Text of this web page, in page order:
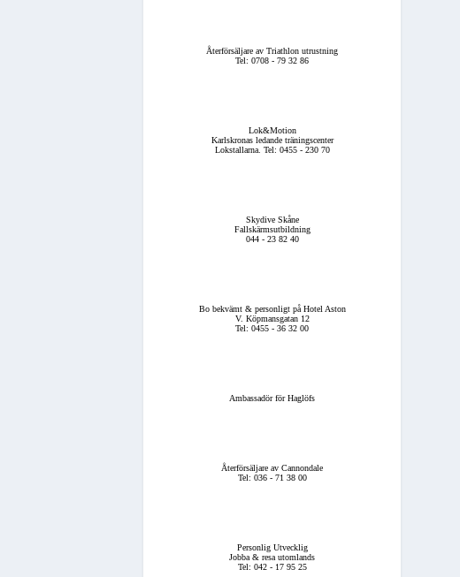
Återförsäljare av Triathlon utrustning
Tel: 0708 - 79 32 86
Lok&Motion
Karlskronas ledande träningscenter
Lokstallarna. Tel: 0455 - 230 70
Skydive Skåne
Fallskärmsutbildning
044 - 23 82 40
Bo bekvämt & personligt på Hotel Aston
V. Köpmansgatan 12
Tel: 0455 - 36 32 00
Ambassadör för Haglöfs
Återförsäljare av Cannondale
Tel: 036 - 71 38 00
Personlig Utvecklig
Jobba & resa utomlands
Tel: 042 - 17 95 25